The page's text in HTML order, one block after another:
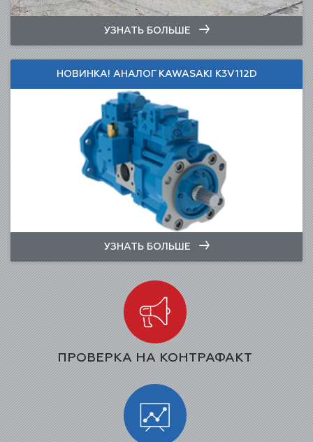
УЗНАТЬ БОЛЬШЕ
НОВИНКА! АНАЛОГ KAWASAKI K3V112D
УЗНАТЬ БОЛЬШЕ
ПРОВЕРКА НА КОНТРАФАКТ